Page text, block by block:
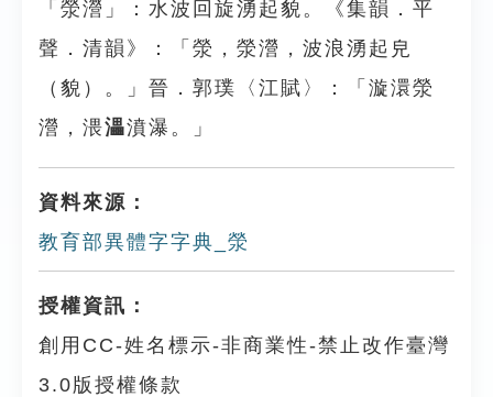
「滎瀯」：水波回旋湧起貌。《集韻．平
聲．清韻》：「滎，滎瀯，波浪湧起皃
（貌）。」晉．郭璞〈江賦〉：「漩澴滎
瀯，渨㵽濆瀑。」
資料來源：
教育部異體字字典_滎
授權資訊：
創用CC-姓名標示-非商業性-禁止改作臺灣
3.0版授權條款